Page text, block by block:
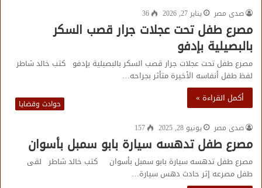
صدى مصر يناير 27, 2026 36
مصرع طفل تحت عجلات جرار قصب السكر
بالبصيلية بإدفو
مصرع طفل تحت عجلات جرار قصب السكر بالبصيلية بإدفو كتب خالد شاطر
لفظ طفل أنفاسه الأخيرة متأثر بجراحه…
أكمل القراءة »
حوادث وقضايا
صدى مصر
يونيو 28, 2025 157
مصرع طفل تدهسه سيارة بابو سمبل بأسوان
مصرع طفل تدهسه سيارة بابو سمبل بأسوان كتب خالد شاطر لقى
طفل مصرعه إثر حادث دهس سيارة…